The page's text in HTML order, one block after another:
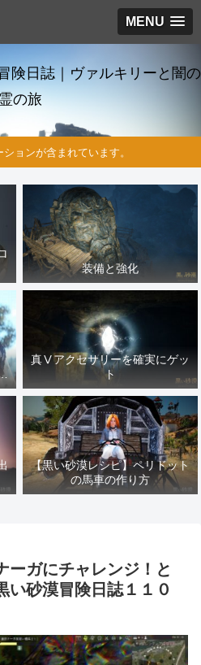
MENU
険日誌｜ヴァルキリーと闇の
の旅
ョンが含まれています。
装備と強化
真Ⅴアクセサリーを確実にゲッ
ト
【黒い砂漠レシピ】ペリドット
の馬車の作り方
ーガにチャレンジ！と
い砂漠冒険日誌１１０